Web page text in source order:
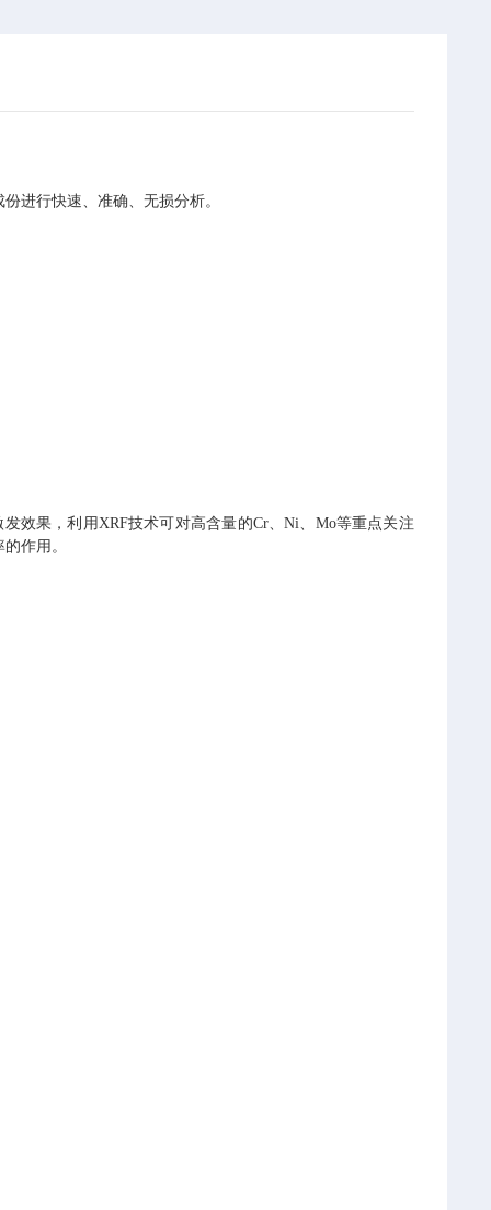
进行快速、准确、无损分析。
效果，利用XRF技术可对高含量的Cr、Ni、Mo等重点关注
作用。